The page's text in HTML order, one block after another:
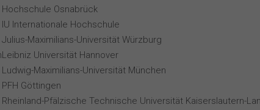
Hochschule Osnabrück
IU Internationale Hochschule
Julius-Maximilians-Universität Würzburg
Leibniz Universität Hannover
Ludwig-Maximilians-Universität München
PFH Göttingen
Rheinland-Pfälzische Technische Universität Kaiserslautern-